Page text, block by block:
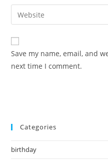
comment
email
address
comment
Enter
your
website
URL
(optional)
Save my name, email, and
next time I comment.
Categories
birthday